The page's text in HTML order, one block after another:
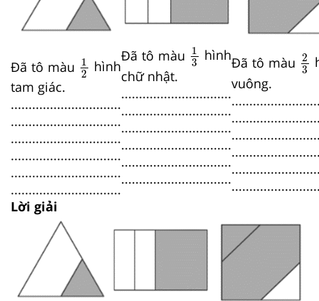
Đã tô màu
1
2
1 2hình
tam giác.
...............................
...............................
...............................
...............................
...............................
...............................
Đã tô màu
1
3
1 3hình
chữ nhật.
...............................
...............................
...............................
...............................
...............................
...............................
Đã tô màu 2
3
2 3
vuông.
Lời giải